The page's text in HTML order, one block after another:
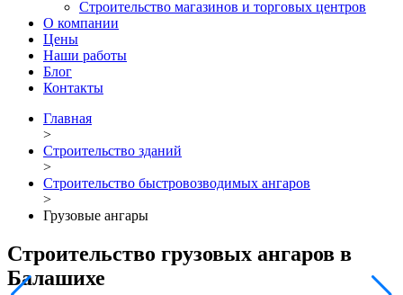
Строительство магазинов и торговых центров
О компании
Цены
Наши работы
Блог
Контакты
Главная
>
Строительство зданий
>
Строительство быстровозводимых ангаров
>
Грузовые ангары
Строительство грузовых ангаров в
Балашихе